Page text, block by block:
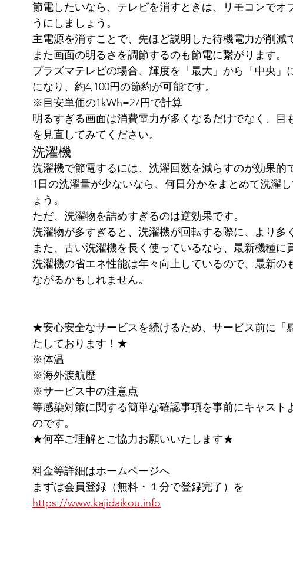
節電したいなら、テレビを消すときは、リモコンでオ
うにしましょう。
主電源を消すことで、先ほど説明した待機電力が削減
また画面の明るさを調節するのも節電に繋がります。
プラズマテレビの場合、輝度を「最大」から「中央」
になり、約4,100円の節約が可能です。
※目安単価の1kWh=27円で計算
明るすぎる画面は消費電力が多くなるだけでなく、目
を見直してみてください。
洗濯機
洗濯機で節電するには、洗濯回数を減らすのが効果的
1日の洗濯量が少ないなら、何日分かをまとめて洗濯
ょう。
ただ、洗濯物を詰めすぎるのは逆効果です。
洗濯物が多すぎると、洗濯機が回転する際に、より多
また、古い洗濯機を長く使っているなら、最新機種に
洗濯機の省エネ性能は年々向上しているので、最新の
ながるかもしれません。
★安心安全なサービスを続けるため、サービス前に﻿「
たしております！★
※体温
※海外渡航歴
※サービス中の注意点
等感染対策に関する簡単な確認事項を事前にキャスト
のです。
★何卒ご理解とご協力お願いいたします★
料金等詳細はホームページへ
まずは会員登録（無料・１分で登録完了）を
https://www.kajidaikou.info